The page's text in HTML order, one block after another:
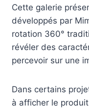
Cette galerie
développés par
rotation 360°
révéler des
percevoir sur une
Dans certains
à afficher le